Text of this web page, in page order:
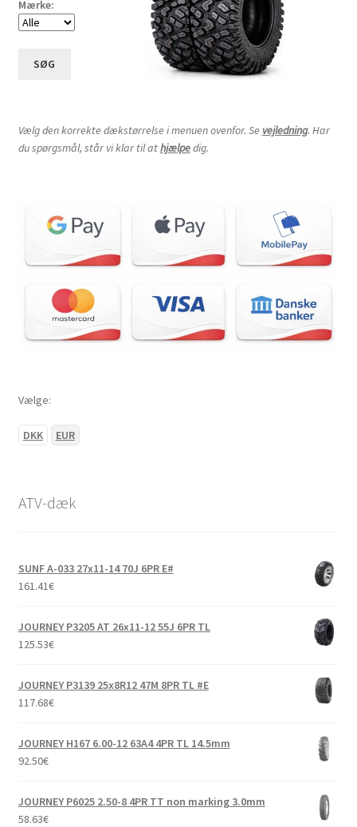
Mærke:
SØG
Vælg den korrekte dækstørrelse i menuen ovenfor. Se vejledning. Har
du spørgsmål, står vi klar til athjælpedig.
Vælge:
DKK EUR
ATV-dæk
SUNF A-033 27x11-14 70J 6PR E#
161.41€
JOURNEY P3205 AT 26x11-12 55J 6PR TL
125.53€
JOURNEY P3139 25x8R12 47M 8PR TL #E
117.68€
JOURNEY H167 6.00-12 63A4 4PR TL 14.5mm
92.50€
JOURNEY P6025 2.50-8 4PR TT non marking 3.0mm
58.63€